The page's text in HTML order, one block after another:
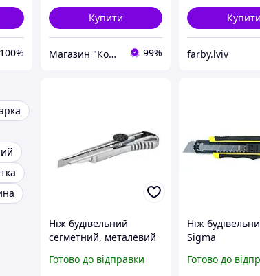
100%
Купити
Магазин "Корд" 99%
Купити
farby.lviv
Ніж будівельний
сегметний, металевий
гвинтовий замок
Готово до відправки
Ніж
Sigma
Готово до